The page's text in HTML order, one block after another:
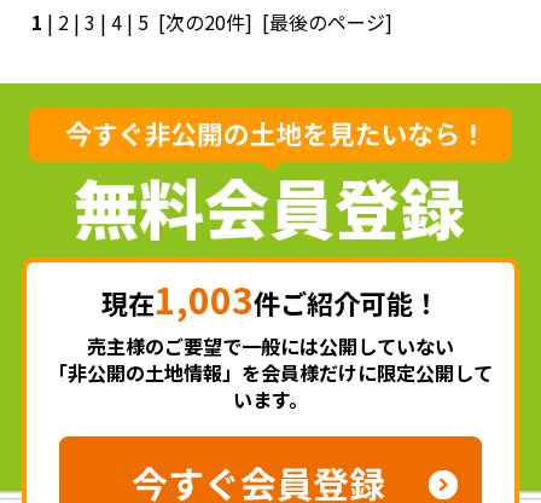
1 | 2| 3 | 4| 5 [次の20件] [最後のページ]
現在1,003件ご紹介可能！
売主様のご要望で一般には公開していない
「非公開の土地情報」を会員様だけに限定公開して
います。